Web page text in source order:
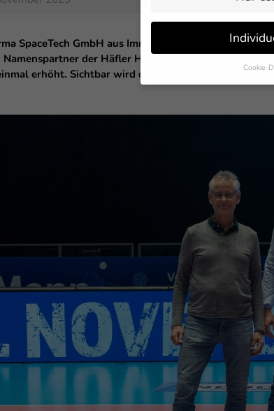
SpaceTech GmbH aus Immenstaad ist neuer
Namenspartner der Häfler Heimspielstätte am
erhöht. Sichtbar wird dies nicht nur durch dieCookie-
geben möchten, müssen
Wir verwenden Cookies
B. IP-Adressen), z. B. für
Inhaltsmessung. Weitere
Sie in unserer
Hier finden Sie eine
Einwilligung zu ganzen
lassen und so nur
Speichern Nur
Datenschutzeinstellungen
Essenziell (1)
Essenzielle Cookies
Funktion der Website
Externe Medien (6)